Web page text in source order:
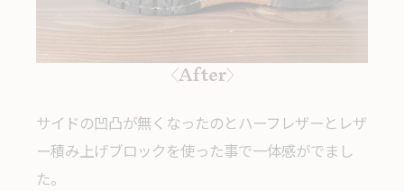
〈After〉
サイドの凹凸が無くなったのとハーフレザーとレザ
ー積み上げブロックを使った事で一体感がでまし
た。